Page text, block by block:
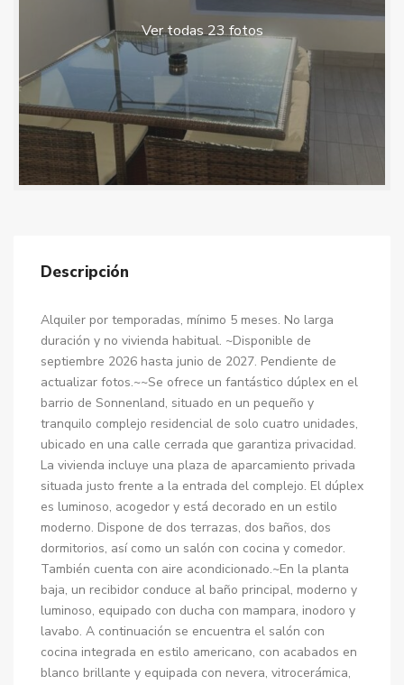
Ver todas 23 fotos
Descripción
Alquiler por temporadas, mínimo 5 meses. No larga
duración y no vivienda habitual. ~Disponible de
septiembre 2026 hasta junio de 2027. Pendiente de
actualizar fotos.~~Se ofrece un fantástico dúplex en el
barrio de Sonnenland, situado en un pequeño y
tranquilo complejo residencial de solo cuatro unidades,
ubicado en una calle cerrada que garantiza privacidad.
La vivienda incluye una plaza de aparcamiento privada
situada justo frente a la entrada del complejo. El dúplex
es luminoso, acogedor y está decorado en un estilo
moderno. Dispone de dos terrazas, dos baños, dos
dormitorios, así como un salón con cocina y comedor.
También cuenta con aire acondicionado.~En la planta
baja, un recibidor conduce al baño principal, moderno y
luminoso, equipado con ducha con mampara, inodoro y
lavabo. A continuación se encuentra el salón con
cocina integrada en estilo americano, con acabados en
blanco brillante y equipada con nevera, vitrocerámica,